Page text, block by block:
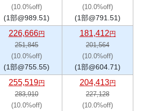
(10.0%off)
(1部@989.51)
(10.0%off)
(1部@791.51)
226,666円
251,845
(10.0%off)
(1部@755.55)
181,412円
201,564
(10.0%off)
(1部@604.71)
255,519円
283,910
(10.0%off)
204,413円
227,128
(10.0%off)